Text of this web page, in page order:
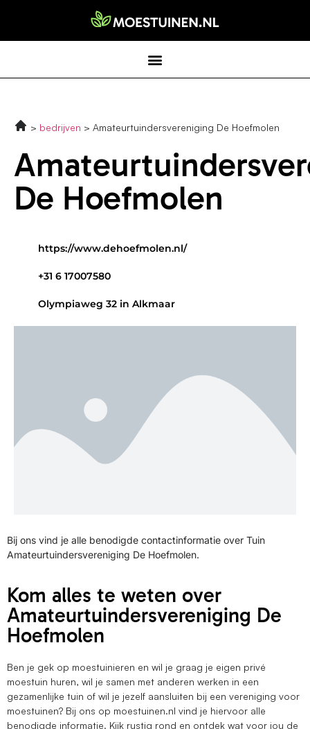
bedrijven Amateurtuindersvereniging De Hoefmolen
De Hoefmolen
https://www.dehoefmolen.nl/
+31 6 17007580
Olympiaweg 32 in Alkmaar
Bij ons vind je alle benodigde contactinformatie over Tuin
Amateurtuindersvereniging De Hoefmolen.
Kom alles te weten over
Amateurtuindersvereniging De
Hoefmolen
Ben je gek op moestuinieren en wil je graag je eigen privé
moestuin huren, wil je samen met anderen werken in een
gezamenlijke tuin of wil je jezelf aansluiten bij een vereniging voor
moestuinen? Bij ons op moestuinen.nl vind je hiervoor alle
benodigde informatie. Kijk rustig rond en ontdek wat voor jou de